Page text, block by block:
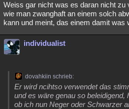
Philosophie Träume Orte
Musik Clash
Besucht Teilgenommen
Lesenswert Schlüsselwörter
Weiss gar nicht was es daran nicht zu
wie man zwanghaft an einem solch
kann und meint, das einem damit was
individualist
dovahkiin schrieb:
Er wird ncihtso verwendet das
und es wäre genau so beleidigend,
ob ich nun Neger oder Schwarzer